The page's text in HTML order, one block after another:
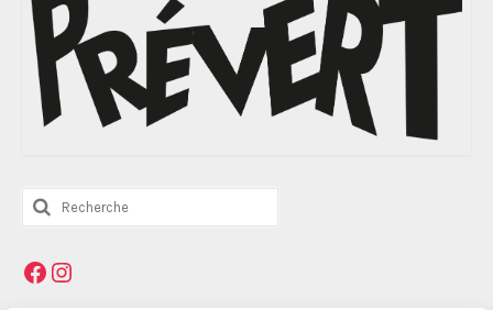
Rechercher
:
Facebook
Instagram